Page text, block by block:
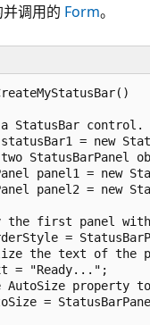
调用的 Form。
StatusBar control.
= new
StatusBarPanel
panel1 = new
panel2 = new
the first panel
=
the text of the
= "Ready...";
AutoSize property
=